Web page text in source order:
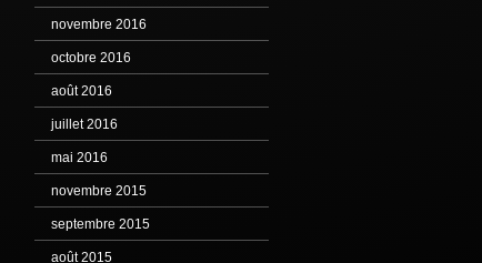
novembre 2016
octobre 2016
août 2016
juillet 2016
mai 2016
novembre 2015
septembre 2015
août 2015